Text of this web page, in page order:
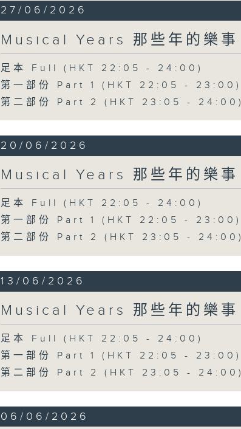
27/06/2026
Musical Years 那些年的樂事
足本 Full (HKT 22:05 - 24:00)
第一部份 Part 1 (HKT 22:05 - 23:00)
第二部份 Part 2 (HKT 23:05 - 24:00)
20/06/2026
Musical Years 那些年的樂事
足本 Full (HKT 22:05 - 24:00)
第一部份 Part 1 (HKT 22:05 - 23:00)
第二部份 Part 2 (HKT 23:05 - 24:00)
13/06/2026
Musical Years 那些年的樂事
足本 Full (HKT 22:05 - 24:00)
第一部份 Part 1 (HKT 22:05 - 23:00)
第二部份 Part 2 (HKT 23:05 - 24:00)
06/06/2026